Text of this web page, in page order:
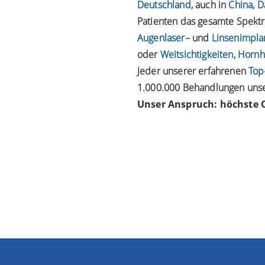
Deutschland, auch in China,
Patienten das gesamte
Augenlaser– und
oderWeitsichtigkeiten,
Jeder unserer erfahrenen
1.000.000 Behandlungen
Unser Anspruch: höchste